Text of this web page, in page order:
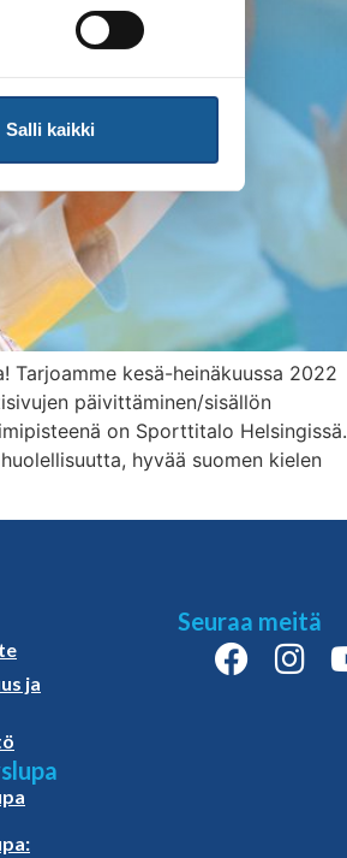
Salli kaikki
Tarjoamme kesä-heinäkuussa 2022
päivittäminen/sisällön
on Sporttitalo Helsingissä.
hyvää suomen kielen
ja
Seuraa meitä